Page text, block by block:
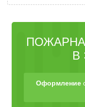
В
Оформление